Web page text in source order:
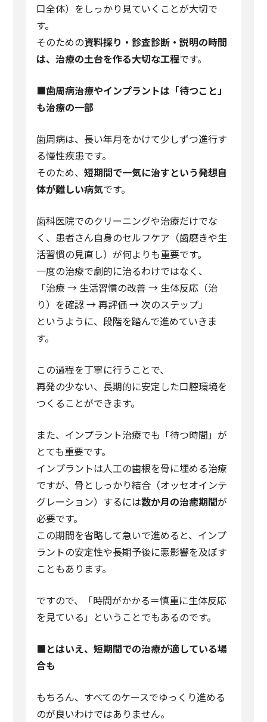
口全体）をしっかり見ていくことが大切で
す。
そのための資料採り・診査診断・説明の時間
は、治療の土台を作る大切な工程です。
■歯周病治療やインプラントは「待つこと」
も治療の一部
歯周病は、長い年月をかけて少しずつ進行す
る慢性疾患です。
そのため、 短期間で一気に治すという発想自
体が難しい病気です。
歯科医院でのクリーニングや治療だけでな
く、患者さん自身のセルフケア（歯磨きや生
活習慣の見直し）が何よりも重要です。
一度の治療で劇的に治るわけではなく、
「治療 → 生活習慣の改善 → 生体反応（治
り）を確認 → 再評価 → 次のステップ」
というように、段階を踏んで進めていきま
す。
この過程を丁寧に行うことで、
再発の少ない、長期的に安定した口腔環境を
つくることができます。
また、インプラント治療でも「待つ時間」が
とても重要です。
インプラントは人工の歯根を骨に埋める治療
ですが、骨としっかり結合（オッセオインテ
グレーション）するには数か月の治癒期間が
必要です。
この期間を省略して急いで進めると、インプ
ラントの安定性や長期予後に悪影響を及ぼす
こともあります。
ですので、「時間がかかる＝慎重に生体反応
を見ている」ということでもあるのです。
■とはいえ、短期間での治療が適している場
合も
もちろん、すべてのケースでゆっくり進める
のが良いわけではありません。